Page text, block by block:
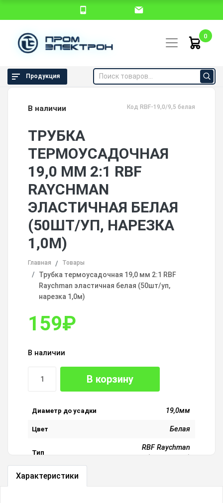
0
Продукция
В наличии Код RBF-19,0/9,5 белая
ТРУБКА
ТЕРМОУСАДОЧНАЯ
19,0 ММ 2:1 RBF
RAYCHMAN
ЭЛАСТИЧНАЯ БЕЛАЯ
(50ШТ/УП, НАРЕЗКА
1,0М)
Главная Товары
Трубка термоусадочная 19,0 мм 2:1 RBF
Raychman эластичная белая (50шт/уп,
нарезка 1,0м)
159₽
В наличии
В корзину
Диаметр до усадки 19,0мм
Цвет Белая
Тип
RBF Raychman
Коэффициент
Характеристики